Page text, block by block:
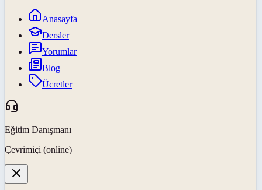
Anasayfa
Dersler
Yorumlar
Blog
Ücretler
Eğitim Danışmanı
Çevrimiçi (online)